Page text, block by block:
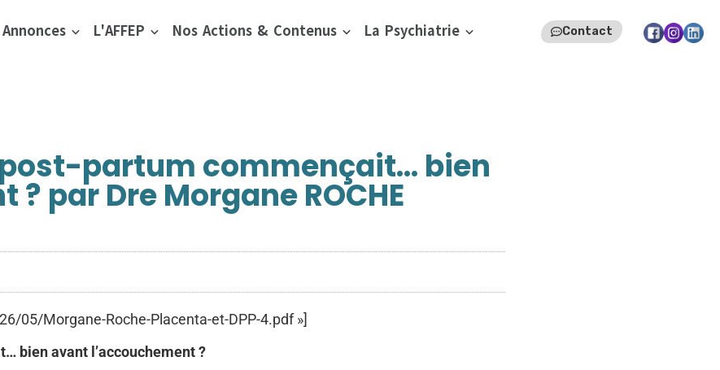
L'AFFEP Nos Actions & Contenus La Psychiatrie Contact
post-partum commençait… bien
par Dre Morgane ROCHE
05/Morgane-Roche-Placenta-et-DPP-4.pdf »]
bien avant l’accouchement ?